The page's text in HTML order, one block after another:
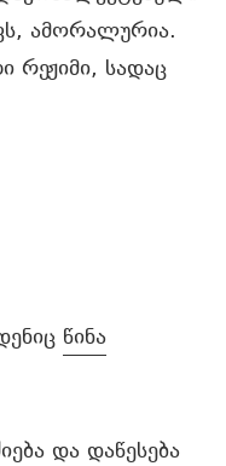
ამორალურია.
რეჟიმი, სადაც
წინა
და დაწესება